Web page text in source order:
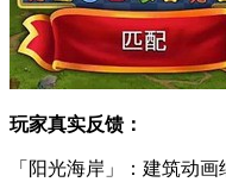
玩家真实反馈：
「阳光海岸」：建筑动